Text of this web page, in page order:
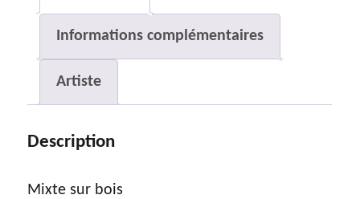
Informations complémentaires
Artiste
Description
Mixte sur bois